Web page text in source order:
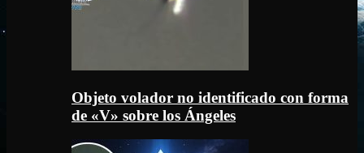
Objeto volador no identificado con forma
de «V» sobre los Ángeles